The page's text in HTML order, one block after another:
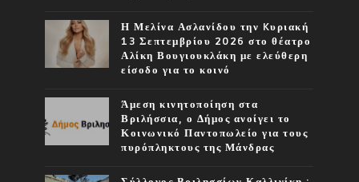
Η Μελίνα Ασλανίδου την Kυριακή
13 Σεπτεμβρίου 2026 στο θέατρο
Αλίκη Βουγιουκλάκη με ελεύθερη
είσοδο για το κοινό
Άμεση κινητοποίηση στα
Βριλήσσια, ο Δήμος ανοίγει το
Κοινωνικό Παντοπωλείο για τους
πυρόπληκτους της Μάνδρας